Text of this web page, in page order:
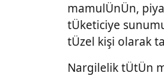
mamulÜnÜn,
tÜketiciye
tÜzel kişi olarak
Nargilelik tÜtÜn